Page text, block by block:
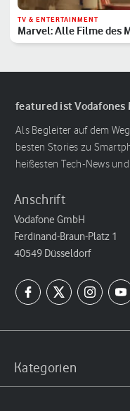
TV & ENTERTAINMENT
Marvel: Alle Filme des
Reihenfolge
featured ist
Als Begleiter auf dem
besten Stories zu
heißesten Tech-News
Anschrift
Vodafone GmbH
Ferdinand-Braun-Platz 1
40549 Düsseldorf
Kategorien